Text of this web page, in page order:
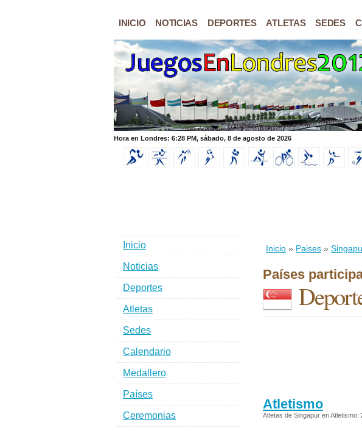
INICIO NOTICIAS DEPORTES ATLETAS SEDES
Hora en Londres: 6:28 PM, sábado, 8 de agosto de 2026
Inicio » Paises »
Países
Atletismo
Atletas de Singapur en Atletismo:
Inicio
Noticias
Deportes
Atletas
Sedes
Calendario
Medallero
Países
Ceremonias